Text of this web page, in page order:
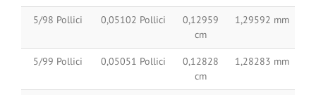
5/98 Pollici 0,05102 Pollici
0,12959
cm
1,29592 mm
5/99 Pollici 0,05051 Pollici
0,12828
cm
1,28283 mm